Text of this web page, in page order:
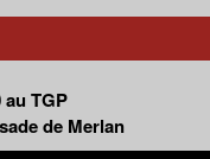
TGP
de Merlan